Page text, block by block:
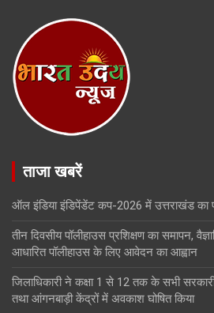
ताजा खबरें
ऑल इंडिया इंडिपेंडेंट कप-2026 में उत्तराखंड का
तीन दिवसीय पॉलीहाउस प्रशिक्षण का समापन,
आधारित पॉलीहाउस के लिए आवेदन का आह्वान
जिलाधिकारी ने कक्षा 1 से 12 तक के सभी
तथा आंगनबाड़ी केंद्रों में अवकाश घोषित किया